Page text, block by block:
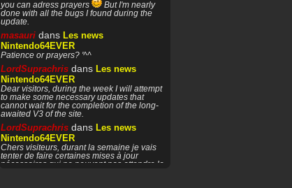
you can adress prayers
But I'm nearly
done with all the bugs I found during the
update.
masauri dans Les news
Nintendo64EVER
Patience or prayers? '^^
LordSuprachris dans Les news
Nintendo64EVER
Dear visitors, during the week I will attempt
to make some necessary updates that
cannot wait for the completion of the long-
awaited V3 of the site.
LordSuprachris dans Les news
Nintendo64EVER
Chers visiteurs, durant la semaine je vais
tenter de faire certaines mises à jour
nécessaires qui ne peuvent pas attendre la